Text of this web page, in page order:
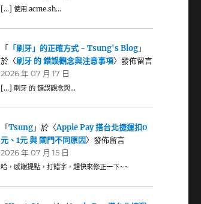
[…] 使用 acme.sh…
「 「刷牙」的正確方式 - Tsung's Blog」
於〈刷牙 的 錯誤觀念與注意事項〉發佈留言
2026 年 07 月 17 日
[…] 刷牙 的 錯誤觀念與…
「Tsung」於〈Apple Pay 搭台北捷運扣0
元、1元 與 閘門不同原因〉發佈留言
2026 年 07 月 15 日
哈，感謝提點，打錯字，趕快來修正一下~~